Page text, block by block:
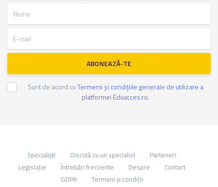
ABONEAZĂ-TE
Sunt de acord cuTermenii și condițiile generale de utilizare a
platformei Eduacces.ro.
Specialiști Discută cu un specialist
Parteneri
Legislație
Întrebări frecvente Despre
Contact
GDPR
Termeni și condiții